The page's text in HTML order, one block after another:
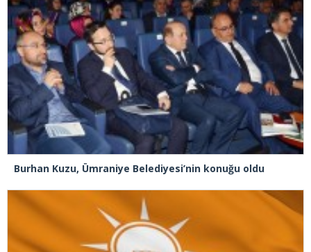
Burhan Kuzu, Ümraniye Belediyesi’nin konuğu oldu